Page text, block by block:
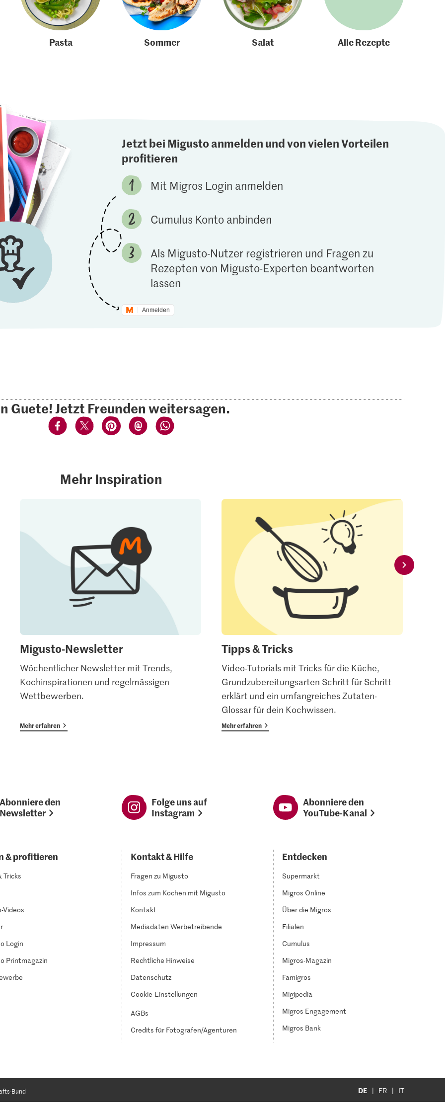
Pasta Sommer Salat Alle Rezepte
Jetzt bei Migusto anmelden und von vielen Vorteilen
profitieren
Mit Migros Login anmelden
Cumulus Konto anbinden
Als Migusto-Nutzer registrieren und Fragen zu
Rezepten von Migusto-Experten beantworten
lassen
Anmelden
Guete! Jetzt Freunden weitersagen.
Mehr Inspiration
Migusto-Newsletter
Wöchentlicher Newsletter mit Trends,
Kochinspirationen und regelmässigen
Wettbewerben.
Mehr erfahren
Tipps & Tricks
Video-Tutorials mit Tricks für die Küche,
Grundzubereitungsarten Schritt für Schritt
erklärt und ein umfangreiches Zutaten-
Glossar für dein Kochwissen.
Mehr erfahren
Abonniere den
Newsletter
Folge uns auf
Instagram
Abonniere den
YouTube-Kanal
& profitieren
Tricks
Videos
Login
Printmagazin
Kontakt & Hilfe
Fragen zu Migusto
Infos zum Kochen mit Migusto
Kontakt
Mediadaten Werbetreibende
Impressum
Rechtliche Hinweise
Datenschutz
Cookie-Einstellungen
AGBs
Credits für Fotografen/Agenturen
Entdecken
Supermarkt
Migros Online
Über die Migros
Filialen
Cumulus
Migros-Magazin
Famigros
Migipedia
Migros Engagement
Migros Bank
Bund DE FR IT